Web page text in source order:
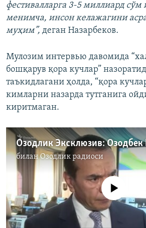
фестивалларга 3-5 миллиард
менимча, инсон келажагини
муҳим”, деган Назарбеков.
Мулозим интервью давомида
бошқарув қора кучлар”
таъкидлагани ҳолда, “қора
кимларни назарда тутганига
киритмаган.
биланОзодлик радиоси
Айни дамда медиа-манба